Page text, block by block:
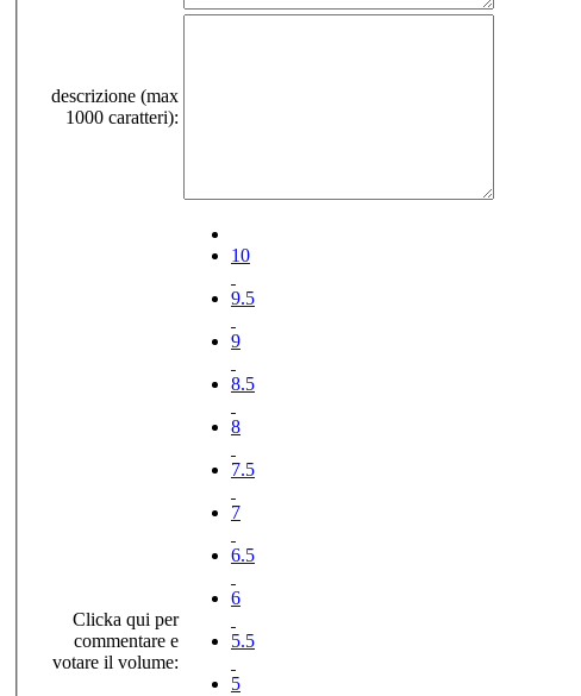
descrizione (max
1000 caratteri):
Clicka qui per
commentare e
votare il volume:
10
9.5
9
8.5
8
7.5
7
6.5
6
5.5
5